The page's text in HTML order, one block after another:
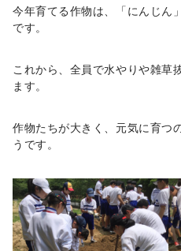
今年育てる作物は、「にんじん
です。
これから、全員で水やりや雑草
ます。
作物たちが大きく、元気に育つ
うです。